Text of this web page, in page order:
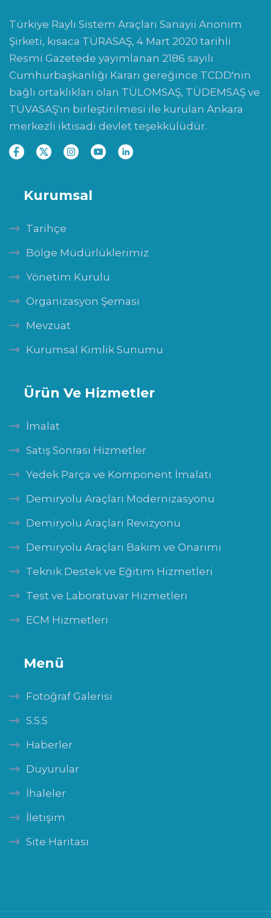
Türkiye Raylı Sistem Araçları Sanayii Anonim
Şirketi, kısaca TÜRASAŞ, 4 Mart 2020 tarihli
Resmi Gazetede yayımlanan 2186 sayılı
Cumhurbaşkanlığı Kararı gereğince TCDD'nin
bağlı ortaklıkları olan TÜLOMSAŞ, TÜDEMSAŞ ve
TÜVASAŞ'ın birleştirilmesi ile kurulan Ankara
merkezli iktisadi devlet teşekkülüdür.
Kurumsal
Tarihçe
Bölge Müdürlüklerimiz
Yönetim Kurulu
Organizasyon Şeması
Mevzuat
Kurumsal Kimlik Sunumu
Ürün Ve Hizmetler
İmalat
Satış Sonrası Hizmetler
Yedek Parça ve Komponent İmalatı
Demiryolu Araçları Modernizasyonu
Demiryolu Araçları Revizyonu
Demiryolu Araçları Bakım ve Onarımı
Teknik Destek ve Eğitim Hizmetleri
Test ve Laboratuvar Hizmetleri
ECM Hizmetleri
Menü
Fotoğraf Galerisi
S.S.S
Haberler
Duyurular
İhaleler
İletişim
Site Haritası